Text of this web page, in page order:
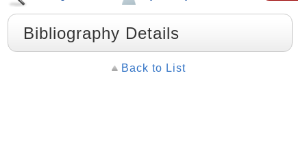
Bibliography Details
Back to List